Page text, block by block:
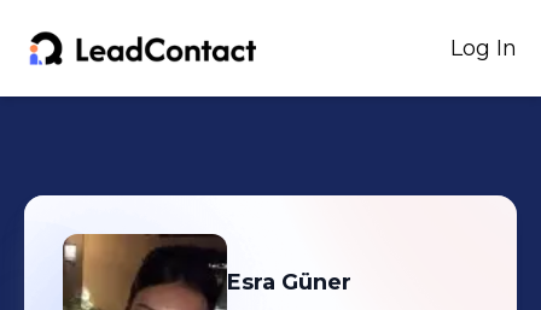
Log In
Esra Güner